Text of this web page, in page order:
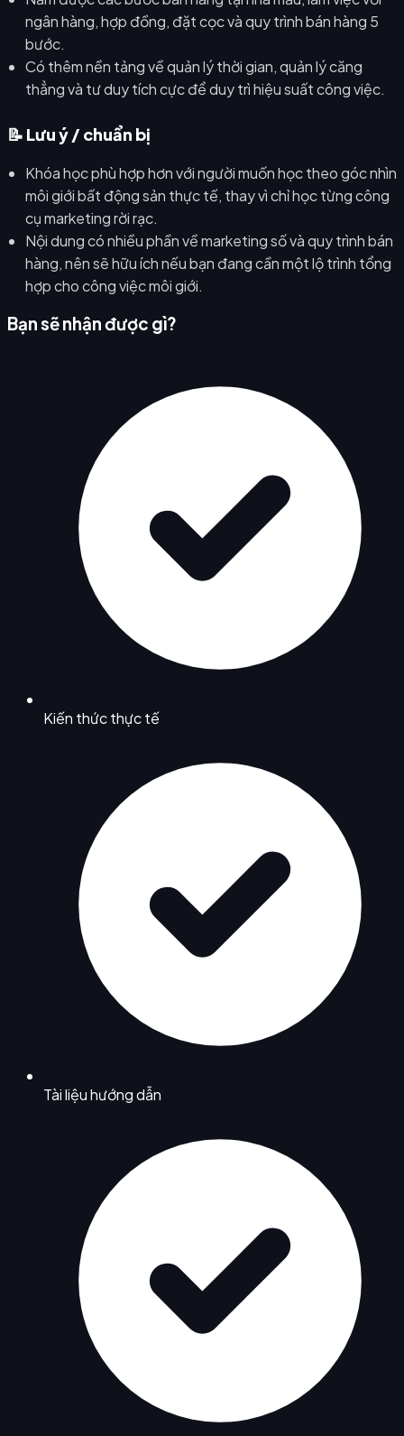
ngân hàng, hợp đồng, đặt cọc và quy trình bán hàng 5
bước.
Có thêm nền tảng về quản lý thời gian, quản lý căng
thẳng và tư duy tích cực để duy trì hiệu suất công việc.
📝 Lưu ý / chuẩn bị
Khóa học phù hợp hơn với người muốn học theo góc nhìn
môi giới bất động sản thực tế, thay vì chỉ học từng công
cụ marketing rời rạc.
Nội dung có nhiều phần về marketing số và quy trình bán
hàng, nên sẽ hữu ích nếu bạn đang cần một lộ trình tổng
hợp cho công việc môi giới.
Bạn sẽ nhận được gì?
Kiến thức thực tế
Tài liệu hướng dẫn